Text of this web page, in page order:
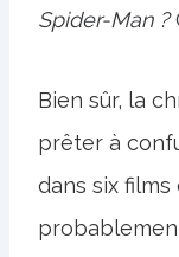
Spider-Man ?
Bien sûr, la
prêter à
dans six